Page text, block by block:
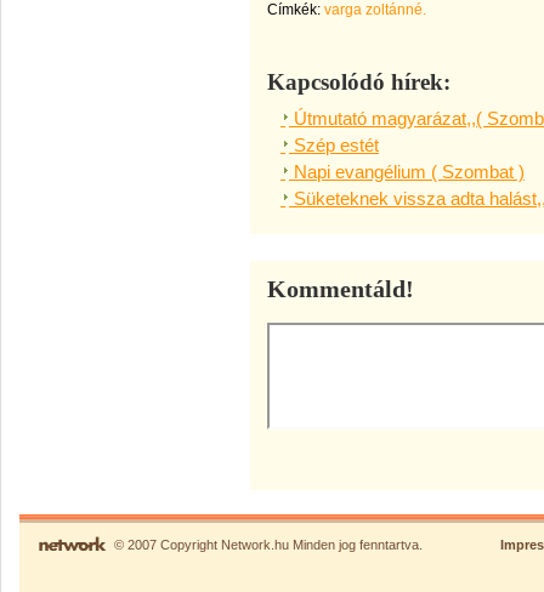
Címkék: varga zoltánné.
Kapcsolódó hírek:
Útmutató magyarázat,,(
Szép estét
Napi evangélium ( Szombat )
Süketeknek vissza adta
Kommentáld!
© 2007 Copyright Network.hu Minden jog fenntartva.